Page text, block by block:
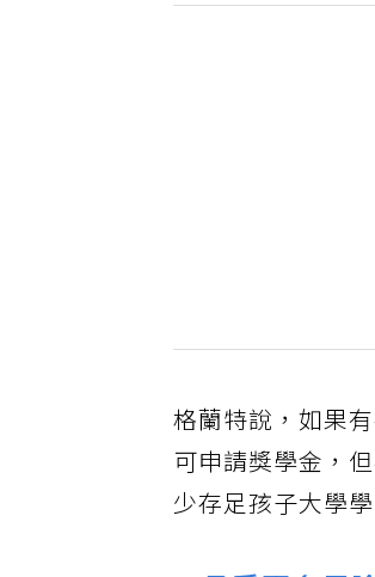
格蘭特說，如果
可申請獎學金，
少存足孩子大學